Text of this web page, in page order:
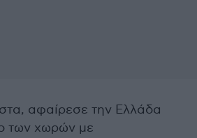
αφαίρεσε την Ελλάδα
των χωρών με